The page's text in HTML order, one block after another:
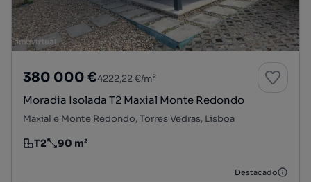
380 000 €4222,22 €/m²
Moradia Isolada T2 Maxial Monte Redondo
Maxial e Monte Redondo, Torres Vedras, Lisboa
Tipologia
T2
Preço por metro quadrado
90 m²
Destacado